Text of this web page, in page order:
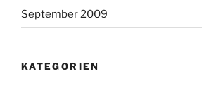
September 2009
KATEGORIEN